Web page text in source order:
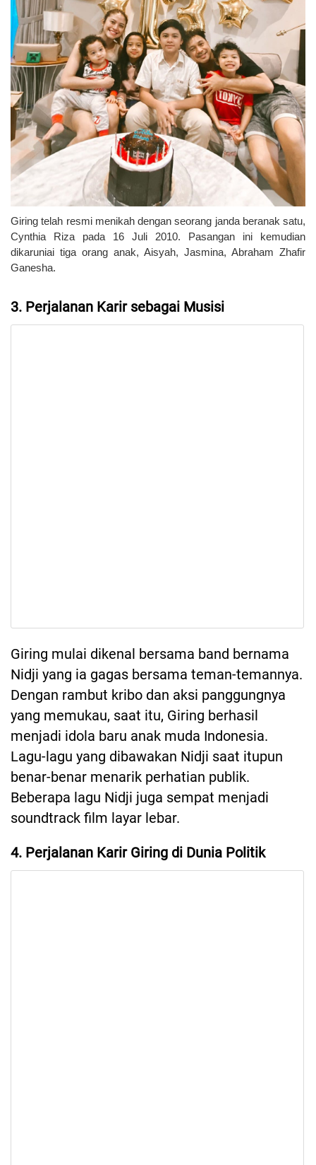
Giring telah resmi menikah dengan seorang janda beranak satu,
Cynthia Riza pada 16 Juli 2010. Pasangan ini kemudian
dikaruniai tiga orang anak, Aisyah, Jasmina, Abraham Zhafir
Ganesha.
3. Perjalanan Karir sebagai Musisi
Giring mulai dikenal bersama band bernama
Nidji yang ia gagas bersama teman-temannya.
Dengan rambut kribo dan aksi panggungnya
yang memukau, saat itu, Giring berhasil
menjadi idola baru anak muda Indonesia.
Lagu-lagu yang dibawakan Nidji saat itupun
benar-benar menarik perhatian publik.
Beberapa lagu Nidji juga sempat menjadi
soundtrack film layar lebar.
4. Perjalanan Karir Giring di Dunia Politik